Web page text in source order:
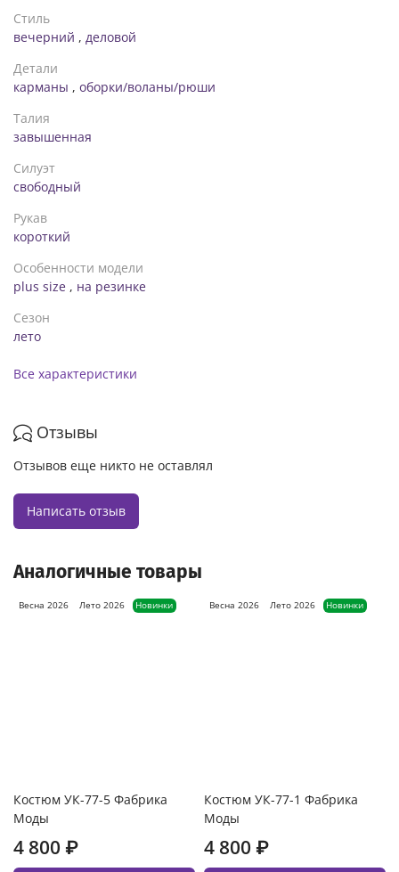
Длина рукава рюш 22 см
ОГ- 140 см
Длина брюк-109 см
ОБ- 164 см
Стиль
вечерний , деловой
Детали
карманы , оборки/воланы/рюши
Талия
завышенная
Силуэт
свободный
Рукав
короткий
Особенности модели
plus size , на резинке
Сезон
лето
Все характеристики
Отзывы
Отзывов еще никто не оставлял
Написать отзыв
Аналогичные товары
Весна 2026 Лето 2026 Новинки
Костюм УК-77-5 Фабрика
Моды
4 800 ₽
Весна 2026 Лето 2026 Новинки
Костюм УК-77-1 Фабрика
Моды
4 800 ₽